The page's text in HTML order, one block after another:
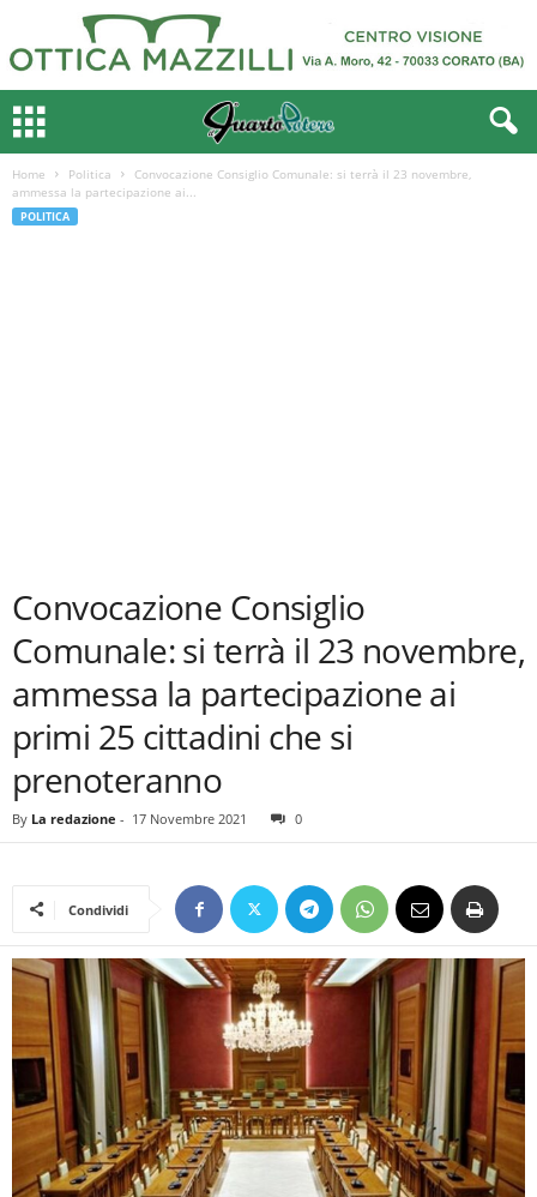
Home Politica
Convocazione Consiglio Comunale: si terrà il 23 novembre,
ammessa la partecipazione ai...
POLITICA
Convocazione Consiglio
Comunale: si terrà il 23 novembre,
ammessa la partecipazione ai
primi 25 cittadini che si
prenoteranno
By La redazione - 17 Novembre 2021 0
Condividi